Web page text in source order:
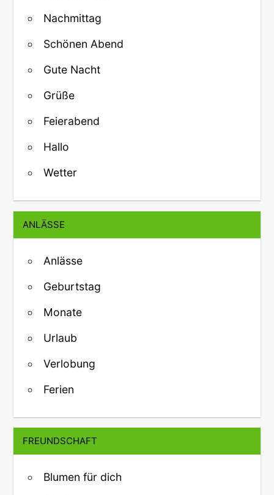
Nachmittag
Schönen Abend
Gute Nacht
Grüße
Feierabend
Hallo
Wetter
ANLÄSSE
Anlässe
Geburtstag
Monate
Urlaub
Verlobung
Ferien
FREUNDSCHAFT
Blumen für dich